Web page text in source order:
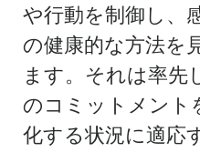
や行動を制御し、
の健康的な方法を
ます。それは率先
のコミットメント
化する状況に適応